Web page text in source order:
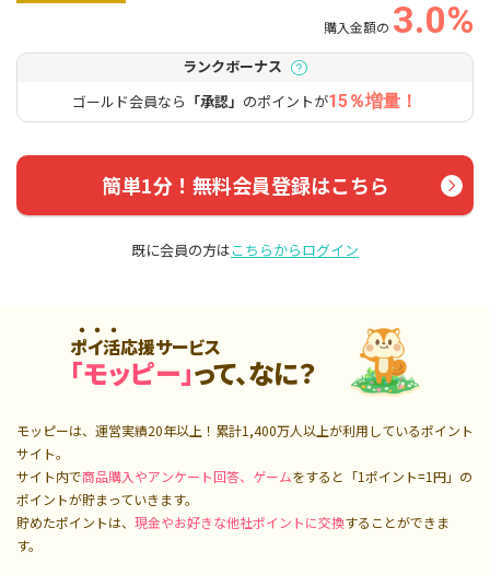
購入金額の 3.0%
ランクボーナス
ゴールド会員なら 「承認」 のポイントが15％増量！
簡単1分！無料会員登録はこちら
既に会員の方はこちらからログイン
ポイ活応援サービス
「モッピー」って、なに？
モッピーは、運営実績20年以上！累計1,400万人以上が利用しているポイント
サイト。
サイト内で商品購入やアンケート回答、ゲームをすると「1ポイント=1円」の
ポイントが貯まっていきます。
貯めたポイントは、 現金やお好きな他社ポイントに交換することができま
す。